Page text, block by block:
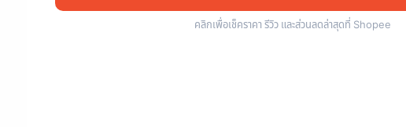
คลิกเพื่อเช็คราคา รีวิว และส่วนลดล่าสุดที่ Shopee